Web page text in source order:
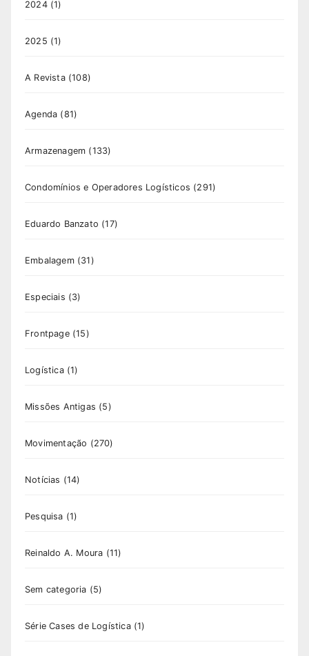
2024(1)
2025 (1)
A Revista(108)
Agenda (81)
Armazenagem (133)
Condomínios e Operadores Logísticos (291)
Eduardo Banzato (17)
Embalagem(31)
Especiais (3)
Frontpage(15)
Logística(1)
Missões Antigas (5)
Movimentação (270)
Notícias (14)
Pesquisa (1)
Reinaldo A. Moura (11)
Sem categoria (5)
Série Cases de Logística(1)